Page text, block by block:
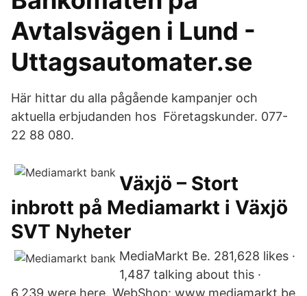
Avtalsvägen i Lund -
Uttagsautomater.se
Här hittar du alla pågående kampanjer och
aktuella erbjudanden hos Företagskunder. 077-
22 88 080.
Växjö – Stort
inbrott på Mediamarkt i Växjö
SVT Nyheter
MediaMarkt Be. 281,628 likes ·
1,487 talking about this ·
6,239 were here. WebShop: www.mediamarkt.be